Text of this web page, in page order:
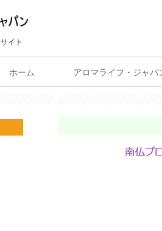
イト
ホーム アロマライフ・ジャパ